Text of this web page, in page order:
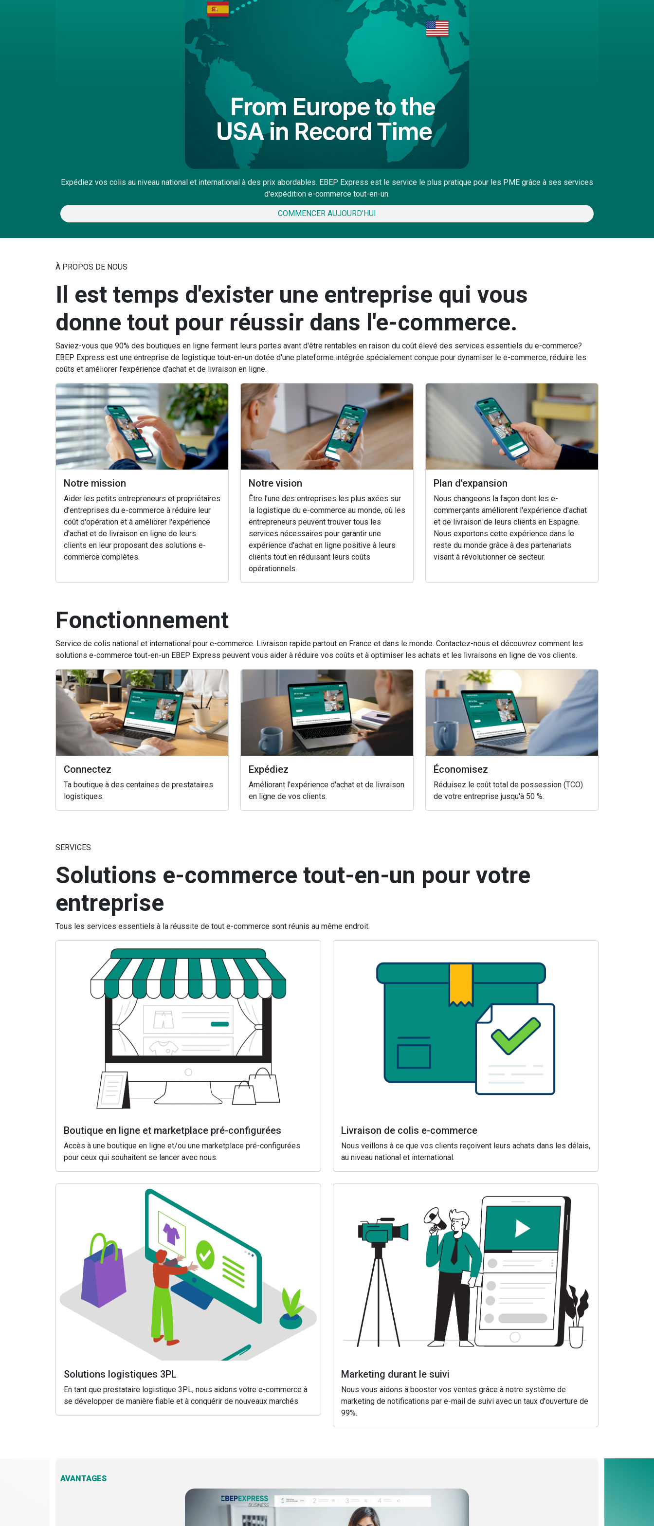
Expédiez vos colis au niveau national et international à des prix abordables. EBEP Express est le service le plus pratique pour les PME grâce à ses services
d'expédition e-commerce tout-en-un.
COMMENCER AUJOURD'HUI
À PROPOS DE NOUS
Il est temps d'exister une entreprise qui vous
donne tout pour réussir dans l'e-commerce.
Saviez-vous que 90% des boutiques en ligne ferment leurs portes avant d'être rentables en raison du coût élevé des services essentiels du e-commerce?
EBEP Express est une entreprise de logistique tout-en-un dotée d'une plateforme intégrée spécialement conçue pour dynamiser le e-commerce, réduire les
coûts et améliorer l'expérience d'achat et de livraison en ligne.
Notre mission
Aider les petits entrepreneurs et propriétaires
d'entreprises du e-commerce à réduire leur
coût d'opération et à améliorer l'expérience
d'achat et de livraison en ligne de leurs
clients en leur proposant des solutions e-
commerce complètes.
Notre vision
Être l'une des entreprises les plus axées sur
la logistique du e-commerce au monde, où les
entrepreneurs peuvent trouver tous les
services nécessaires pour garantir une
expérience d'achat en ligne positive à leurs
clients tout en réduisant leurs coûts
opérationnels.
Plan d'expansion
Nous changeons la façon dont les e-
commerçants améliorent l'expérience d'achat
et de livraison de leurs clients en Espagne.
Nous exportons cette expérience dans le
reste du monde grâce à des partenariats
visant à révolutionner ce secteur.
Fonctionnement
Service de colis national et international pour e-commerce. Livraison rapide partout en France et dans le monde. Contactez-nous et découvrez comment les
solutions e-commerce tout-en-un EBEP Express peuvent vous aider à réduire vos coûts et à optimiser les achats et les livraisons en ligne de vos clients.
Connectez
Ta boutique à des centaines de prestataires
logistiques.
Expédiez
Améliorant l'expérience d'achat et de livraison
en ligne de vos clients.
Économisez
Réduisez le coût total de possession (TCO)
de votre entreprise jusqu'à 50 %.
SERVICES
Solutions e-commerce tout-en-un pour votre
entreprise
Tous les services essentiels à la réussite de tout e-commerce sont réunis au même endroit.
Boutique en ligne et marketplace pré-configurées
Accès à une boutique en ligne et/ou une marketplace pré-configurées
pour ceux qui souhaitent se lancer avec nous.
Livraison de colis e-commerce
Nous veillons à ce que vos clients reçoivent leurs achats dans les délais,
au niveau national et international.
Solutions logistiques 3PL
En tant que prestataire logistique 3PL, nous aidons votre e-commerce à
se développer de manière fiable et à conquérir de nouveaux marchés
Marketing durant le suivi
Nous vous aidons à booster vos ventes grâce à notre système de
marketing de notifications par e-mail de suivi avec un taux d'ouverture de
99%.
AVANTAGES